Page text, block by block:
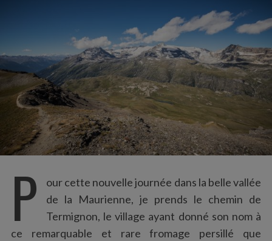
P
our cette nouvelle journée dans la belle vallée
de la Maurienne, je prends le chemin de
Termignon, le village ayant donné son nom à
ce remarquable et rare fromage persillé que